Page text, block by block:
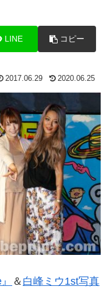
LINE コピー
2017.06.29 2020.06.25
＆ 白峰ミウ1st写真